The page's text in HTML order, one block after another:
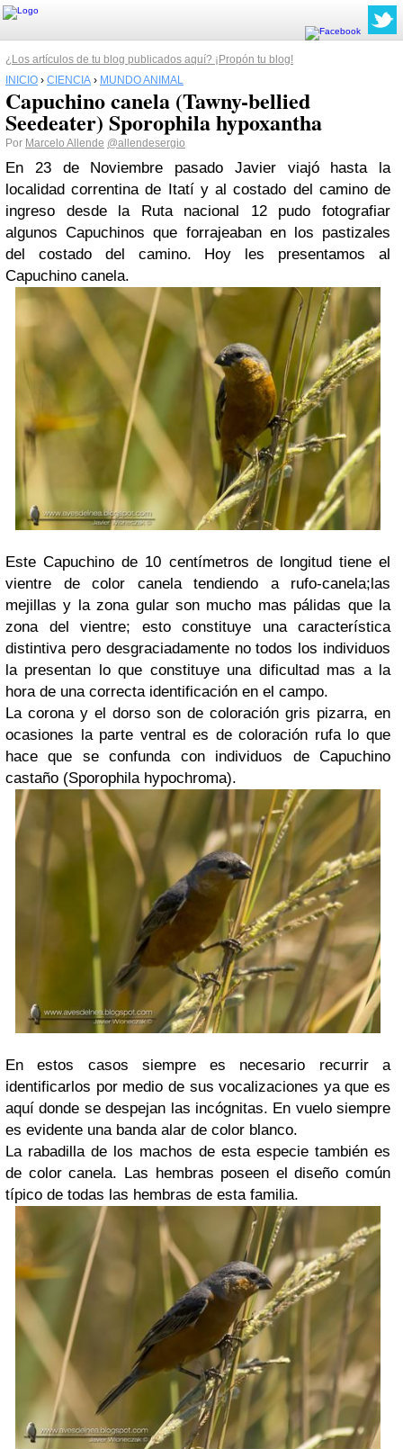
¿Los artículos de tu blog publicados aquí? ¡Propón tu blog!
INICIO › CIENCIA › MUNDO ANIMAL
Capuchino canela (Tawny-bellied
Seedeater) Sporophila hypoxantha
Por Marcelo Allende @allendesergio
En 23 de Noviembre pasado Javier viajó hasta la
localidad correntina de Itatí y al costado del camino de
ingreso desde la Ruta nacional 12 pudo fotografiar
algunos Capuchinos que forrajeaban en los pastizales
del costado del camino. Hoy les presentamos al
Capuchino canela.
Este Capuchino de 10 centímetros de longitud tiene el
vientre de color canela tendiendo a rufo-canela;las
mejillas y la zona gular son mucho mas pálidas que la
zona del vientre; esto constituye una característica
distintiva pero desgraciadamente no todos los individuos
la presentan lo que constituye una dificultad mas a la
hora de una correcta identificación en el campo.
La corona y el dorso son de coloración gris pizarra, en
ocasiones la parte ventral es de coloración rufa lo que
hace que se confunda con individuos de Capuchino
castaño (Sporophila hypochroma).
En estos casos siempre es necesario recurrir a
identificarlos por medio de sus vocalizaciones ya que es
aquí donde se despejan las incógnitas. En vuelo siempre
es evidente una banda alar de color blanco.
La rabadilla de los machos de esta especie también es
de color canela. Las hembras poseen el diseño común
típico de todas las hembras de esta familia.